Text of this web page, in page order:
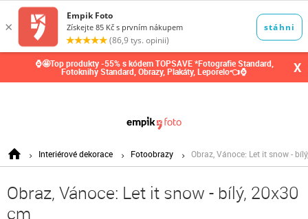
⌚🤩Top produkty -55% s kódem TOPSAVE *Fotografie Standard,
Fotoknihy Standard, Obrazy, Plakáty, Leporelo👈⌚ X
Interiérové dekorace Fotoobrazy Obraz, Vánoce: Let it snow -
Obraz, Vánoce: Let it snow - bílý, 20x30
cm